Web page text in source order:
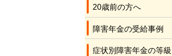
20歳前の方へ
障害年金の受給事例
症状別障害年金の等級